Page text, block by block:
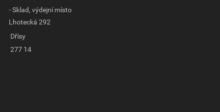
- Sklad, výdejní místo
Lhotecká 292
Dřísy
277 14